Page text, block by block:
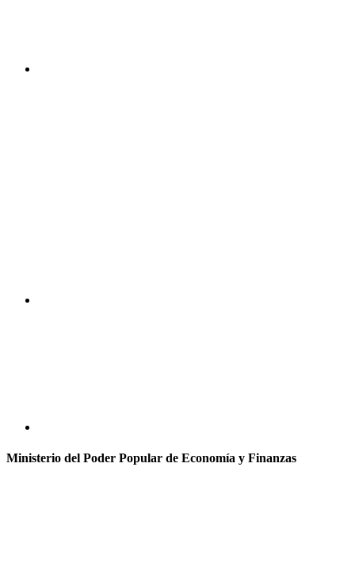
Ministerio del Poder Popular de Economía y Finanzas